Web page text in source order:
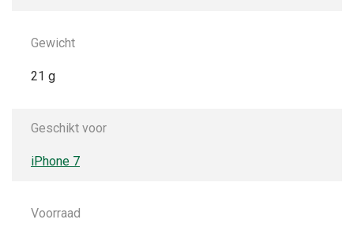
Gewicht
21 g
Geschikt voor
iPhone 7
Voorraad